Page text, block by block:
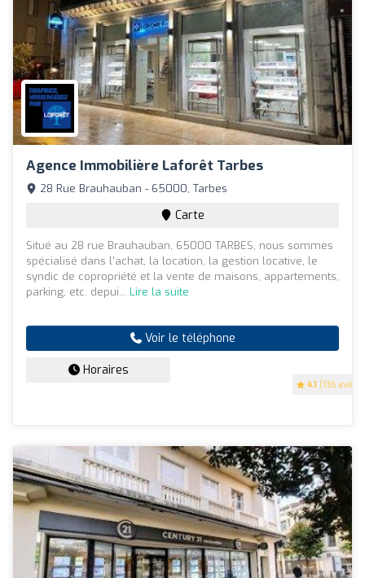
Agence Immobilière Laforêt Tarbes
4.1 (136 avis)
28 Rue Brauhauban - 65000, Tarbes
Carte
Situé au 28 rue Brauhauban, 65000 TARBES, nous sommes
spécialisé dans l'achat, la location, la gestion locative, le
syndic de copropriété et la vente de maisons, appartements,
parking, etc. depui... Lire la suite
Voir le téléphone
Horaires